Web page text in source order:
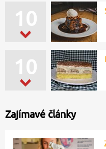
10
10
Zajímavé články